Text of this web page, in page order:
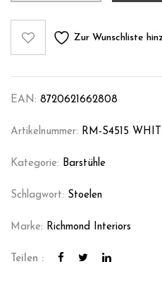
Zur Wunschliste
EAN: 8720621662808
Artikelnummer: RM-S4515
Kategorie: Barstühle
Schlagwort: Stoelen
Marke: Richmond Interiors
Teilen :